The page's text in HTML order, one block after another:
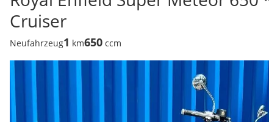
Cruiser
Neufahrzeug1 km650 ccm